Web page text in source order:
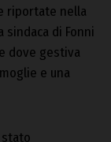
riportate nella
sindaca di Fonni
dove gestiva
e una